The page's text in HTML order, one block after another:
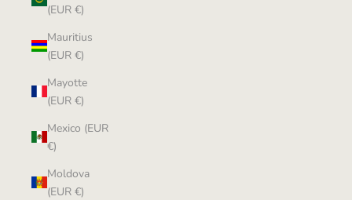
(EUR €)
Mauritius
(EUR €)
Mayotte
(EUR €)
Mexico (EUR
€)
Moldova
(EUR €)